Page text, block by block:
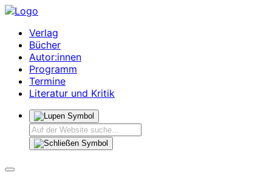
Verlag
Bücher
Autor:innen
Programm
Termine
Literatur und Kritik